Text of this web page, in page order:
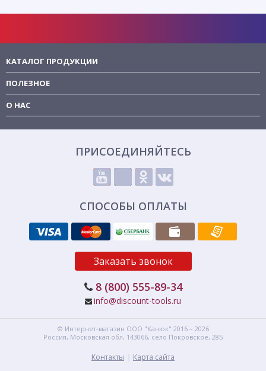
КАТАЛОГ ПРОДУКЦИИ
ПОЛЕЗНОЕ
О НАС
ПРИСОЕДИНЯЙТЕСЬ
СПОСОБЫ ОПЛАТЫ
Заказать звонок
8 (800) 555-89-34
info@discount-tools.ru
© Интернет-магазин ООО "Канюк" 2016 – 2026
Россия, Московская обл, 143066, село Покровское, 28Б
Контакты Карта сайта